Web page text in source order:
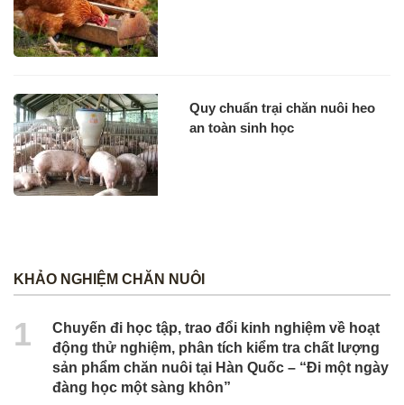
Quy chuẩn trại chăn nuôi heo
an toàn sinh học
KHẢO NGHIỆM CHĂN NUÔI
1
Chuyến đi học tập, trao đổi kinh nghiệm về hoạt
động thử nghiệm, phân tích kiểm tra chất lượng
sản phẩm chăn nuôi tại Hàn Quốc – “Đi một ngày
đàng học một sàng khôn”